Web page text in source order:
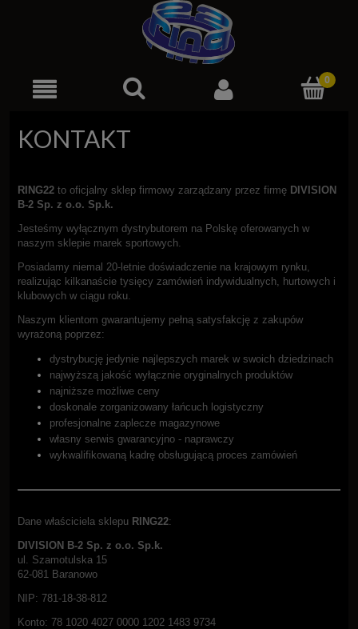
KONTAKT
RING22 to oficjalny sklep firmowy zarządzany przez firmę DIVISION
B-2 Sp. z o.o. Sp.k.
Jesteśmy wyłącznym dystrybutorem na Polskę oferowanych w
naszym sklepie marek sportowych.
Posiadamy niemal 20-letnie doświadczenie na krajowym rynku,
realizując kilkanaście tysięcy zamówień indywidualnych, hurtowych i
klubowych w ciągu roku.
Naszym klientom gwarantujemy pełną satysfakcję z zakupów
wyrażoną poprzez:
dystrybucję jedynie najlepszych marek w swoich dziedzinach
najwyższą jakość wyłącznie oryginalnych produktów
najniższe możliwe ceny
doskonale zorganizowany łańcuch logistyczny
profesjonalne zaplecze magazynowe
własny serwis gwarancyjno - naprawczy
wykwalifikowaną kadrę obsługującą proces zamówień
Dane właściciela sklepu RING22:
DIVISION B-2 Sp. z o.o. Sp.k.
ul. Szamotulska 15
62-081 Baranowo
NIP: 781-18-38-812
Konto: 78 1020 4027 0000 1202 1483 9734